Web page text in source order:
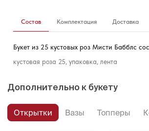
Состав Комплектация Доставка
Букет из 25 кустовых роз Мисти Бабблс
кустовая роза 25, упаковка, лента
Дополнительно к букету
Открытки Вазы Топперы